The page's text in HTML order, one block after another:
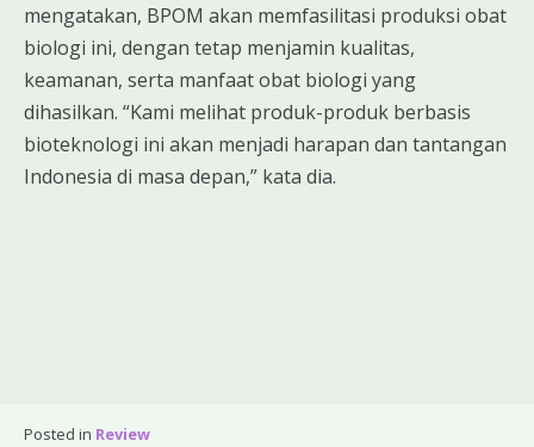
mengatakan, BPOM akan memfasilitasi produksi obat
biologi ini, dengan tetap menjamin kualitas,
keamanan, serta manfaat obat biologi yang
dihasilkan. “Kami melihat produk-produk berbasis
bioteknologi ini akan menjadi harapan dan tantangan
Indonesia di masa depan,” kata dia.
Posted in Review